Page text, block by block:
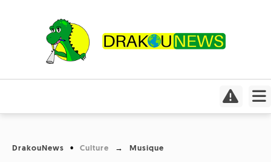
Actualités
Culture
Focus
DrakouNews Culture Musique